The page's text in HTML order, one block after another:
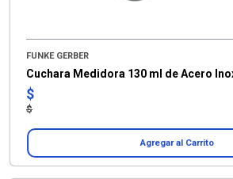
FUNKE GERBER
Cuchara Medidora 130 ml de Acero
$
$
Agregar al Carrito